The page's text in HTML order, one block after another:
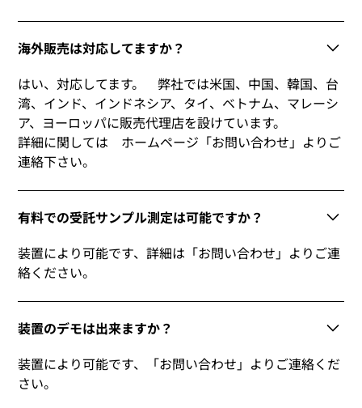
海外販売は対応してますか？
はい、対応してます。 弊社では米国、中国、韓国、台
湾、インド、インドネシア、タイ、ベトナム、マレーシ
ア、ヨーロッパに販売代理店を設けています。
詳細に関しては ホームページ「お問い合わせ」よりご
連絡下さい。
有料での受託サンプル測定は可能ですか？
装置により可能です、詳細は「お問い合わせ」よりご連
絡ください。
装置のデモは出来ますか？
装置により可能です、「お問い合わせ」よりご連絡くだ
さい。